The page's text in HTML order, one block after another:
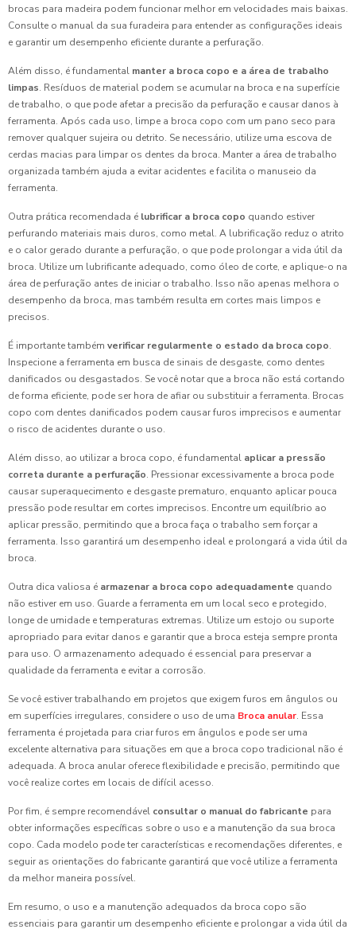
brocas para madeira podem funcionar melhor em velocidades mais baixas.
Consulte o manual da sua furadeira para entender as configurações ideais
e garantir um desempenho eficiente durante a perfuração.
Além disso, é fundamental manter a broca copo e a área de trabalho
limpas. Resíduos de material podem se acumular na broca e na superfície
de trabalho, o que pode afetar a precisão da perfuração e causar danos à
ferramenta. Após cada uso, limpe a broca copo com um pano seco para
remover qualquer sujeira ou detrito. Se necessário, utilize uma escova de
cerdas macias para limpar os dentes da broca. Manter a área de trabalho
organizada também ajuda a evitar acidentes e facilita o manuseio da
ferramenta.
Outra prática recomendada é lubrificar a broca copo quando estiver
perfurando materiais mais duros, como metal. A lubrificação reduz o atrito
e o calor gerado durante a perfuração, o que pode prolongar a vida útil da
broca. Utilize um lubrificante adequado, como óleo de corte, e aplique-o na
área de perfuração antes de iniciar o trabalho. Isso não apenas melhora o
desempenho da broca, mas também resulta em cortes mais limpos e
precisos.
É importante também verificar regularmente o estado da broca copo.
Inspecione a ferramenta em busca de sinais de desgaste, como dentes
danificados ou desgastados. Se você notar que a broca não está cortando
de forma eficiente, pode ser hora de afiar ou substituir a ferramenta. Brocas
copo com dentes danificados podem causar furos imprecisos e aumentar
o risco de acidentes durante o uso.
Além disso, ao utilizar a broca copo, é fundamental aplicar a pressão
correta durante a perfuração. Pressionar excessivamente a broca pode
causar superaquecimento e desgaste prematuro, enquanto aplicar pouca
pressão pode resultar em cortes imprecisos. Encontre um equilíbrio ao
aplicar pressão, permitindo que a broca faça o trabalho sem forçar a
ferramenta. Isso garantirá um desempenho ideal e prolongará a vida útil da
broca.
Outra dica valiosa é armazenar a broca copo adequadamente quando
não estiver em uso. Guarde a ferramenta em um local seco e protegido,
longe de umidade e temperaturas extremas. Utilize um estojo ou suporte
apropriado para evitar danos e garantir que a broca esteja sempre pronta
para uso. O armazenamento adequado é essencial para preservar a
qualidade da ferramenta e evitar a corrosão.
Se você estiver trabalhando em projetos que exigem furos em ângulos ou
em superfícies irregulares, considere o uso de uma Broca anular. Essa
ferramenta é projetada para criar furos em ângulos e pode ser uma
excelente alternativa para situações em que a broca copo tradicional não é
adequada. A broca anular oferece flexibilidade e precisão, permitindo que
você realize cortes em locais de difícil acesso.
Por fim, é sempre recomendável consultar o manual do fabricante para
obter informações específicas sobre o uso e a manutenção da sua broca
copo. Cada modelo pode ter características e recomendações diferentes, e
seguir as orientações do fabricante garantirá que você utilize a ferramenta
da melhor maneira possível.
Em resumo, o uso e a manutenção adequados da broca copo são
essenciais para garantir um desempenho eficiente e prolongar a vida útil da